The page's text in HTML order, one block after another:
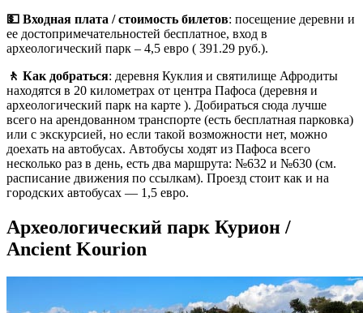
💵 Входная плата / стоимость билетов: посещение деревни и
ее достопримечательностей бесплатное, вход в
археологический парк – 4,5 евро ( 391.29 руб.).
🚶 Как добраться: деревня Куклия и святилище Афродиты
находятся в 20 километрах от центра Пафоса (деревня и
археологический парк на карте ). Добираться сюда лучше
всего на арендованном транспорте (есть бесплатная парковка)
или с экскурсией, но если такой возможности нет, можно
доехать на автобусах. Автобусы ходят из Пафоса всего
несколько раз в день, есть два маршрута: №632 и №630 (см.
расписание движения по ссылкам). Проезд стоит как и на
городских автобусах — 1,5 евро.
Археологический парк Курион /
Ancient Kourion